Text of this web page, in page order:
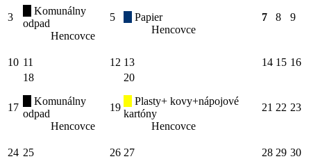
3
Komunálny
odpad
Hencovce
5
Papier
Hencovce
7 8 9
10 11 12 13 14 15 16
17
18
Komunálny
odpad
Hencovce
19
20
Plasty+ kovy+nápojové
kartóny
Hencovce
21 22 23
24 25 26 27 28 29 30